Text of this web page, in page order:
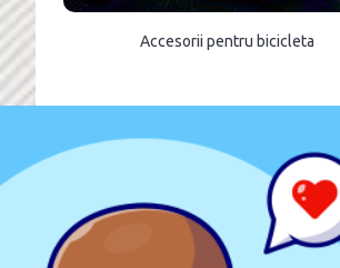
Accesorii pentru bicicleta